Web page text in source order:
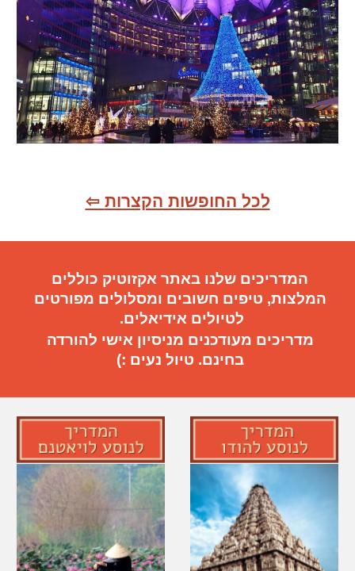
⇦ לכל החופשות הקצרות
המדריכים שלנו באתר אקזוטיק כוללים
המלצות, טיפים חשובים ומסלולים מפורטים
לטיולים אידיאלים.
מדריכים מעודכנים מניסיון אישי להורדה
בחינם. טיול נעים :)